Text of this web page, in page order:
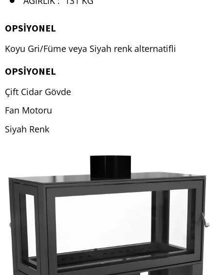
OPSIYONEL
Koyu Gri/Füme veya Siyah renk alternatifli
OPSİYONEL
Çift Cidar Gövde
Fan Motoru
Siyah Renk